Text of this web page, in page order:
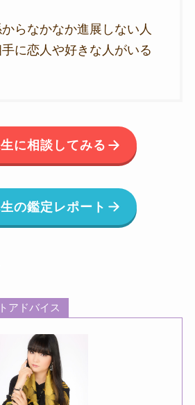
らなかなか進展しない人
に恋人や好きな人がいる
に相談してみる
の鑑定レポート
アドバイス